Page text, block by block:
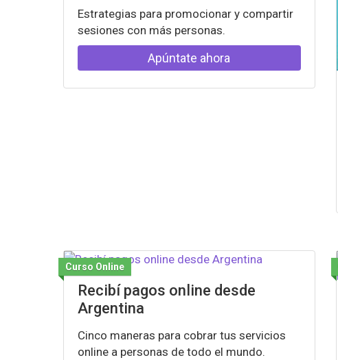
Estrategias para promocionar y compartir
sesiones con más personas.
Apúntate ahora
Curso Online
Recibí pagos online desde
Argentina
Cinco maneras para cobrar tus servicios
online a personas de todo el mundo.